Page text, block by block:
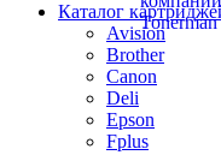
Каталог
Avision
Brother
Canon
Deli
Epson
Fplus